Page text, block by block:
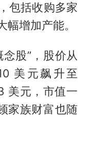
包括收购多家
增加产能。
股”，股价从
美元飙升至
美元，市值一
家族财富也随